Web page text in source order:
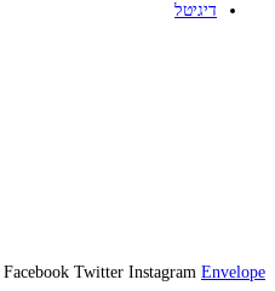
דיגיטל
Facebook Twitter Instagram Envelope